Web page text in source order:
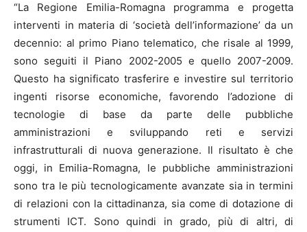
“La Regione Emilia-Romagna programma e progetta
interventi in materia di ‘società dell’informazione’ da un
decennio: al primo Piano telematico, che risale al 1999,
sono seguiti il Piano 2002-2005 e quello 2007-2009.
Questo ha significato trasferire e investire sul territorio
ingenti risorse economiche, favorendo l’adozione di
tecnologie di base da parte delle pubbliche
amministrazioni e sviluppando reti e servizi
infrastrutturali di nuova generazione. Il risultato è che
oggi, in Emilia-Romagna, le pubbliche amministrazioni
sono tra le più tecnologicamente avanzate sia in termini
di relazioni con la cittadinanza, sia come di dotazione di
strumenti ICT. Sono quindi in grado, più di altri, di